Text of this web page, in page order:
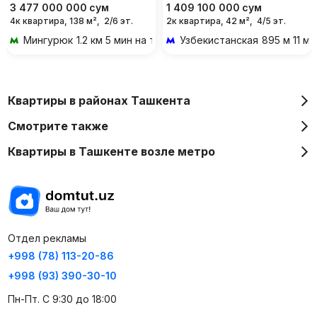
3 477 000 000 сум
4к квартира, 138 м², 2/6 эт.
Мингурюк 1.2 км 5 мин на транспорте
1 409 100 000 сум
2к квартира, 42 м², 4/5 эт.
Узбекистанская 895 м 11
Квартиры в районах Ташкента
Смотрите также
Квартиры в Ташкенте возле метро
Отдел рекламы
+998 (78) 113-20-86
+998 (93) 390-30-10
Пн-Пт. С 9:30 до 18:00